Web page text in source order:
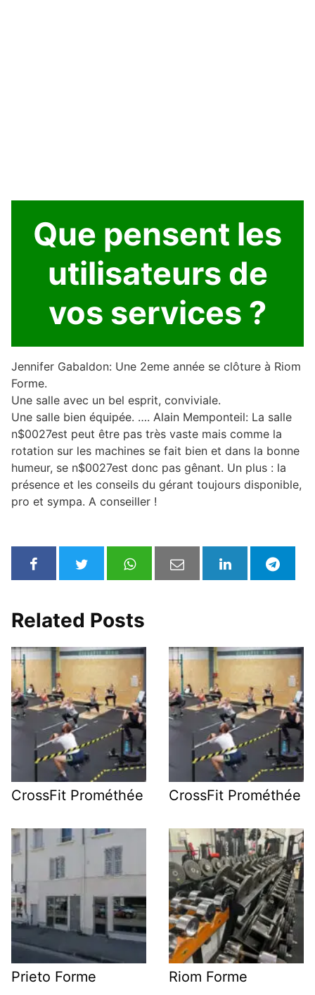
Que pensent les
utilisateurs de
vos services ?
Jennifer Gabaldon: Une 2eme année se clôture à Riom
Forme.
Une salle avec un bel esprit, conviviale.
Une salle bien équipée. …. Alain Memponteil: La salle
n$0027est peut être pas très vaste mais comme la
rotation sur les machines se fait bien et dans la bonne
humeur, se n$0027est donc pas gênant. Un plus : la
présence et les conseils du gérant toujours disponible,
pro et sympa. A conseiller !
Related Posts
CrossFit Prométhée CrossFit Prométhée
Prieto Forme Riom Forme